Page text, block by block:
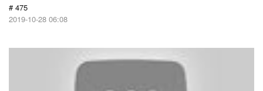
# 475
2019-10-28 06:08